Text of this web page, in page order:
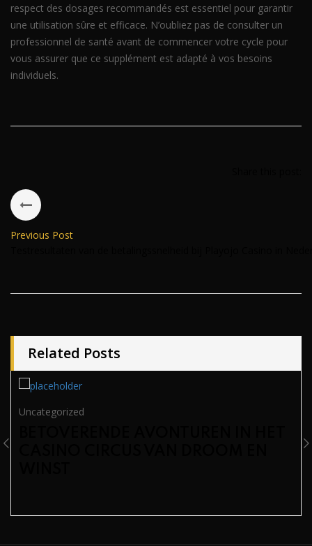
respect des dosages recommandés est essentiel pour garantir
une utilisation sûre et efficace. N’oubliez pas de consulter un
professionnel de santé avant de commencer votre cycle pour
vous assurer que ce supplément est adapté à vos besoins
individuels.
Previous Post
Related Posts
Uncategorized